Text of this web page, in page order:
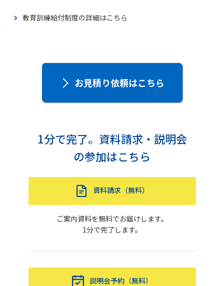
教育訓練給付制度の詳細はこちら
お見積り依頼はこちら
1分で完了。資料請求・説明会
の参加はこちら
資料請求（無料）
ご案内資料を無料でお届けします。
1分で完了します。
説明会予約（無料）